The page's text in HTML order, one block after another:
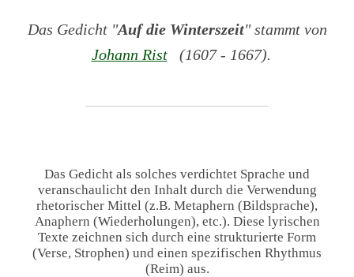
Das Gedicht "Auf die Winterszeit" stammt von
Johann Rist(1607 - 1667).
Das Gedicht als solches verdichtet Sprache und
veranschaulicht den Inhalt durch die Verwendung
rhetorischer Mittel (z.B. Metaphern (Bildsprache),
Anaphern (Wiederholungen), etc.). Diese lyrischen
Texte zeichnen sich durch eine strukturierte Form
(Verse, Strophen) und einen spezifischen Rhythmus
(Reim) aus.